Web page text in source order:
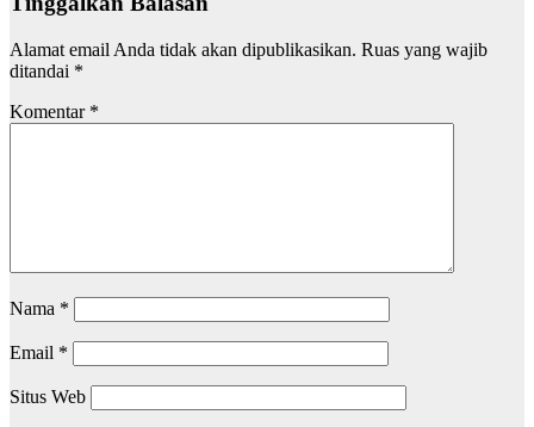
Alamat email Anda tidak akan dipublikasikan. Ruas yang wajib
ditandai *
Komentar *
Nama *
Email *
Situs Web